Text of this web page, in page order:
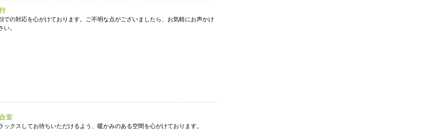
での対応を心がけております。ご不明な点がございましたら、お気軽にお声かけ
い。
室
ックスしてお待ちいただけるよう、暖かみのある空間を心がけております。